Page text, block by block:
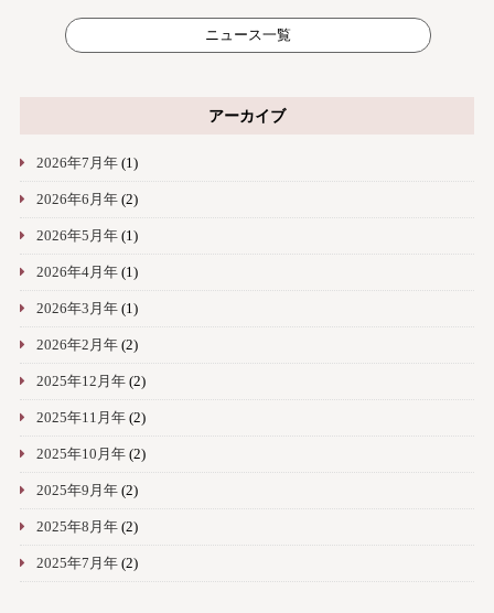
ニュース一覧
アーカイブ
2026年7月年(1)
2026年6月年(2)
2026年5月年(1)
2026年4月年(1)
2026年3月年(1)
2026年2月年(2)
2025年12月年(2)
2025年11月年(2)
2025年10月年(2)
2025年9月年(2)
2025年8月年(2)
2025年7月年(2)